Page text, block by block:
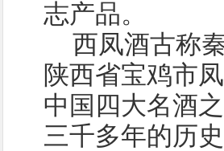
志产品。
西凤酒古称
陕西省宝鸡市
中国四大名酒
三千多年的历